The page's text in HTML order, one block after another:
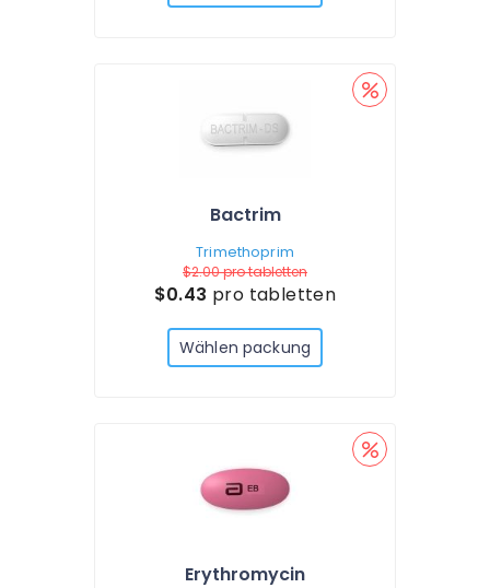
Bactrim
Trimethoprim
$2.00pro tabletten
$0.43 pro tabletten
Wählen packung
Erythromycin